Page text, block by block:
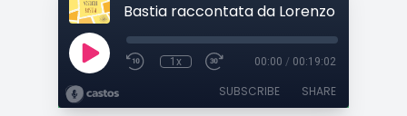
1x 00:00 / 00:19:02
SUBSCRIBE SHARE